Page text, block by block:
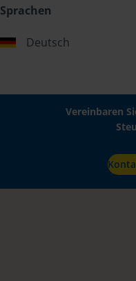
Sprachen
Deutsch
Vereinbaren